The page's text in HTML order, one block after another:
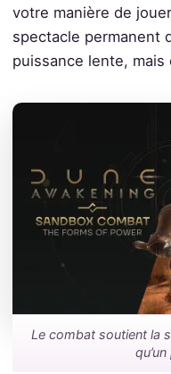
votre manière de
spectacle permanent
puissance lente, mais
Le combat soutient la